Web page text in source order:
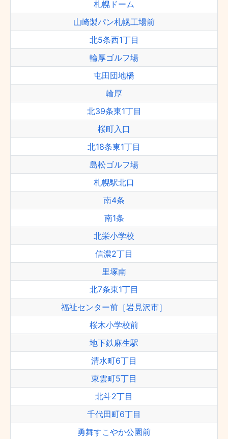
札幌ドーム
山崎製パン札幌工場前
北5条西1丁目
輪厚ゴルフ場
屯田団地橋
輪厚
北39条東1丁目
桜町入口
北18条東1丁目
島松ゴルフ場
札幌駅北口
南4条
南1条
北栄小学校
信濃2丁目
里塚南
北7条東1丁目
福祉センター前［岩見沢市］
桜木小学校前
地下鉄麻生駅
清水町6丁目
東雲町5丁目
北斗2丁目
千代田町6丁目
勇舞すこやか公園前